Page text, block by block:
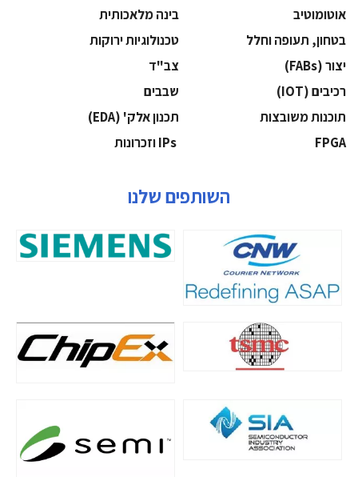
אוטומוטיב
בינה מלאכותית
בטחון, תעופה וחלל
‫טכנולוגיות ירוקות‬
‫יצור (‪(FABs‬‬
‫צב"ד‬
‫רכיבים‬ (IOT)
‫שבבים‬
‫תוכנות משובצות‬
‫תכנון אלק' (‪(EDA‬‬
‫‪FPGA‬‬
השותפים שלנו